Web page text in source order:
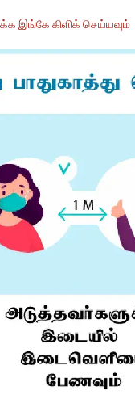
இங்கே கிளிக் செய்யவும்